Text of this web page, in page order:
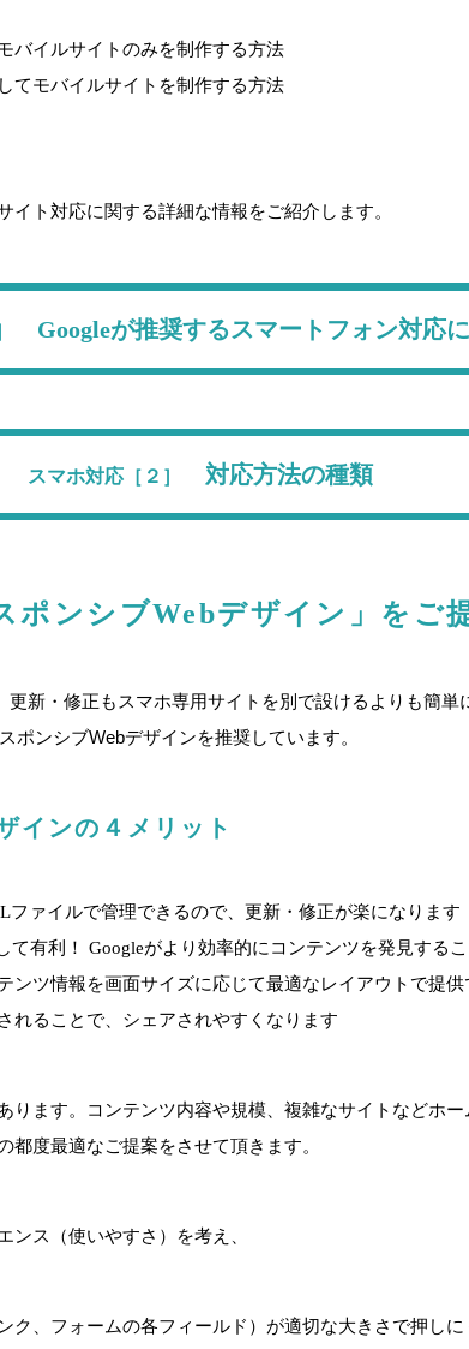
バイルサイトのみを制作する方法
てモバイルサイトを制作する方法
イト対応に関する詳細な情報をご紹介します。
Googleが推奨するスマートフォン対応
スマホ対応［２］ 対応方法の種類
ポンシブWebデザイン」をご
更新・修正もスマホ専用サイトを別で設けるよりも簡
ポンシブWebデザインを推奨しています。
インの４メリット
ファイルで管理できるので、更新・修正が楽になります
て有利！ Googleがより効率的にコンテンツを発見する
ンツ情報を画面サイズに応じて最適なレイアウトで提
れることで、シェアされやすくなります
ります。コンテンツ内容や規模、複雑なサイトなどホ
都度最適なご提案をさせて頂きます。
ンス（使いやすさ）を考え、
ク、フォームの各フィールド）が適切な大きさで押し